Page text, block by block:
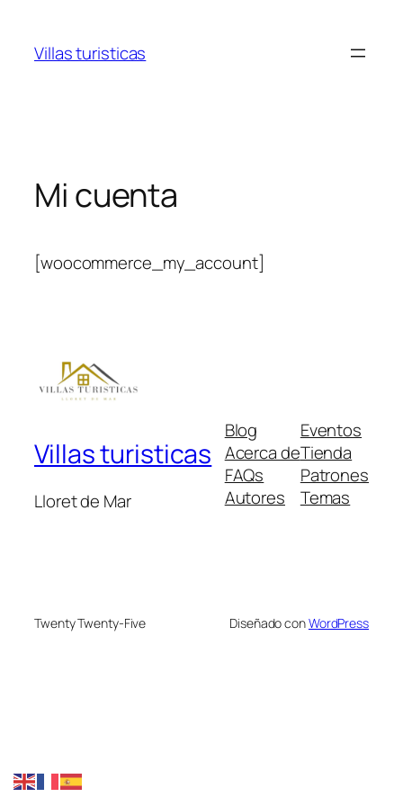
Villas turisticas
Mi cuenta
[woocommerce_my_account]
Villas turisticas
Lloret de Mar
Blog
Acerca de
FAQs
Autores
Eventos
Tienda
Patrones
Temas
Twenty Twenty-Five Diseñado conWordPress